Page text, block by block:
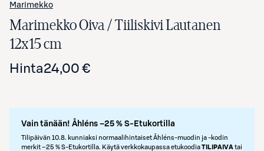
Marimekko
Marimekko Oiva / Tiiliskivi Lautanen
12x15 cm
Hinta24,00 €
Vain tänään! Åhléns –25 % S-Etukortilla
Tilipäivän 10.8. kunniaksi normaalihintaiset Åhléns-muodin ja -kodin
merkit –25 % S‑Etukortilla. Käytä verkkokaupassa etukoodiaTILIPAIVAtai